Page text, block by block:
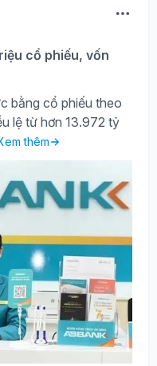
cổ phiếu, vốn
bằng cổ phiếu theo
lệ từ hơn 13.972 tỷ
thêm